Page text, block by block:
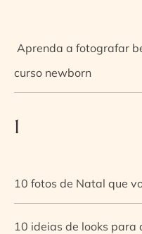
Aprenda a fotografar
curso newborn
1
10 fotos de Natal que
10 ideias de looks para